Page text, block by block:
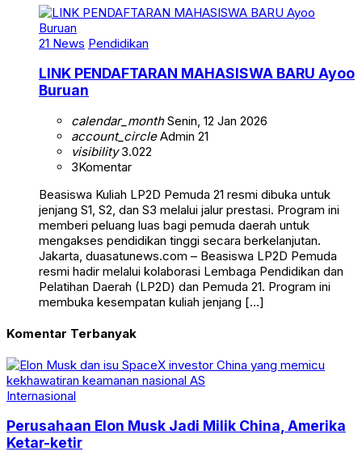
21 News Pendidikan
LINK PENDAFTARAN MAHASISWA BARU Ayoo
Buruan
calendar_monthSenin, 12 Jan 2026
account_circleAdmin 21
visibility3.022
3Komentar
Beasiswa Kuliah LP2D Pemuda 21 resmi dibuka untuk
jenjang S1, S2, dan S3 melalui jalur prestasi. Program ini
memberi peluang luas bagi pemuda daerah untuk
mengakses pendidikan tinggi secara berkelanjutan.
Jakarta, duasatunews.com – Beasiswa LP2D Pemuda
resmi hadir melalui kolaborasi Lembaga Pendidikan dan
Pelatihan Daerah (LP2D) dan Pemuda 21. Program ini
membuka kesempatan kuliah jenjang […]
Komentar Terbanyak
Internasional
Perusahaan Elon Musk Jadi Milik China, Amerika
Ketar-ketir